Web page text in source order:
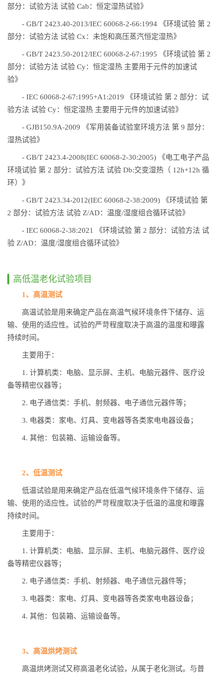
部分：试验方法 试验 Cab：恒定湿热试验》
- GB/T 2423.40-2013/IEC 60068-2-66:1994 《环境试验 第 2
部分：试验方法 试验 Cx：未饱和高压蒸汽恒定湿热》
- GB/T 2423.50-2012/IEC 60068-2-67:1995 《环境试验 第 2
部分：试验方法 试验 Cy：恒定湿热 主要用于元件的加速试
验》
- IEC 60068-2-67:1995+A1:2019 《环境试验 第 2 部分：试
验方法 试验 Cy：恒定湿热 主要用于元件的加速试验》
- GJB150.9A-2009 《军用装备试验室环境方法 第 9 部分：
湿热试验》
- GB/T 2423.4-2008(IEC 60068-2-30:2005) 《电工电子产品
环境试验 第 2 部分：试验方法 试验 Db:交变湿热（ 12h+12h 循
环）》
- GB/T 2423.34-2012(IEC 60068-2-38:2009) 《环境试验 第
2 部分：试验方法 试验 Z/AD：温度/湿度组合循环试验》
- IEC 60068-2-38:2021 《环境试验 第 2 部分：试验方法 试
验 Z/AD：温度/湿度组合循环试验》
高低温老化试验项目
1、高温测试
高温试验是用来确定产品在高温气候环境条件下储存、运
输、使用的适应性。试验的严苛程度取决于高温的温度和曝露
持续时间。
主要用于：
1. 计算机类：电脑、显示屏、主机、电脑元器件、医疗设
备等精密仪器等；
2. 电子通信类：手机、射频器、电子通信元器件等；
3. 电器类：家电、灯具、变电器等各类家电电器设备；
4. 其他：包装箱、运输设备等。
2、低温测试
低温试验是用来确定产品在低温气候环境条件下储存、运
输、使用的适应性。试验的严苛程度取决于低温的温度和曝露
持续时间。
主要用于：
1. 计算机类：电脑、显示屏、主机、电脑元器件、医疗设
备等精密仪器等；
2. 电子通信类：手机、射频器、电子通信元器件等；
3. 电器类：家电、灯具、变电器等各类家电电器设备；
4. 其他：包装箱、运输设备等。
3、高温烘烤测试
高温烘烤测试又称高温老化试验，从属于老化测试。与普